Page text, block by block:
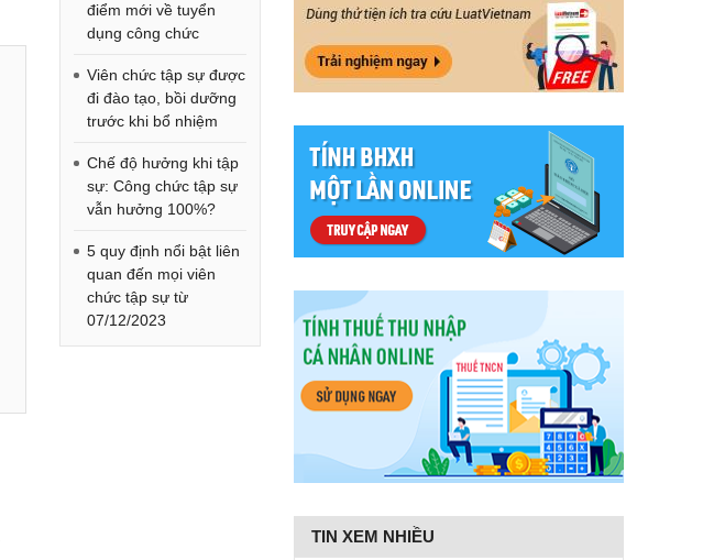
điểm mới về tuyển
dụng công chức
Viên chức tập sự được
đi đào tạo, bồi dưỡng
trước khi bổ nhiệm
Chế độ hưởng khi tập
sự: Công chức tập sự
vẫn hưởng 100%?
5 quy định nổi bật liên
quan đến mọi viên
chức tập sự từ
07/12/2023
TIN XEM NHIỀU